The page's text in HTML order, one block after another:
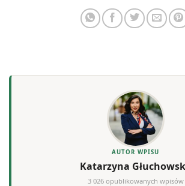
AUTOR WPISU
Katarzyna
3 026 opublikowanych wpisów